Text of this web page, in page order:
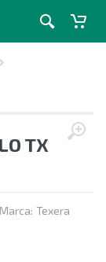
TX
Marca: Texera